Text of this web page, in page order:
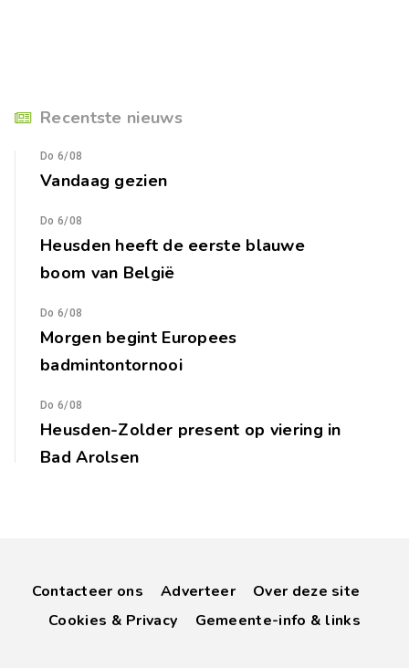
Recentste nieuws
Do 6/08
Vandaag gezien
Do 6/08
Heusden heeft de eerste blauwe
boom van België
Do 6/08
Morgen begint Europees
badmintontornooi
Do 6/08
Heusden-Zolder present op viering in
Bad Arolsen
Contacteer ons Adverteer
Over deze site
Cookies & Privacy
Gemeente-info & links